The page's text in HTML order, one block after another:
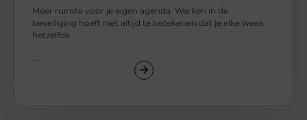
Meer ruimte voor je eigen agenda Werken in de
beveiliging hoeft niet altijd te betekenen dat je elke week
hetzelfde